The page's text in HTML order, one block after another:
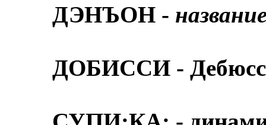
ДЭНЪОН -
ДОБИССИ -